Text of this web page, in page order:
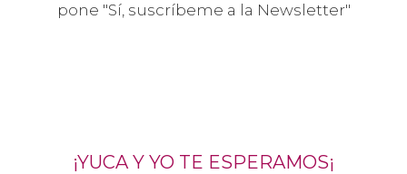
pone "Sí, suscríbeme a la Newsletter"
¡YUCA Y YO TE ESPERAMOS¡